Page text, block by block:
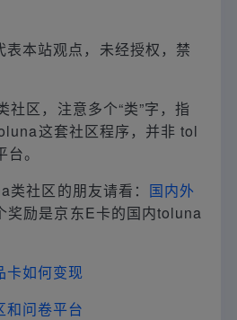
表本站观点，未经授权，禁
社区，注意多个“类”字，指
这套社区程序，并非 tol
。
社区的朋友请看： 国内外
奖励是京东E卡的国内toluna
卡如何变现
和问卷平台